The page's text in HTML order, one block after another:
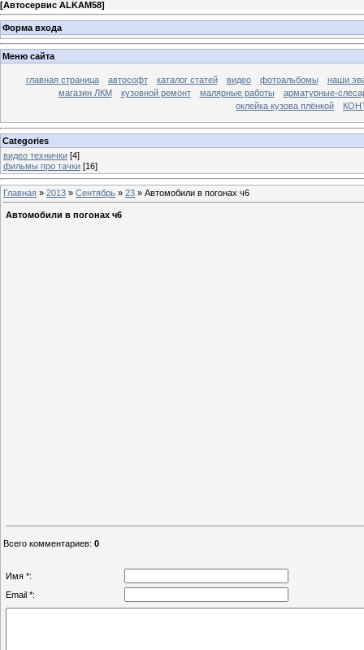
[Автосервис ALKAM58]
Форма входа
Меню сайта
главная страница автософт каталог статей видео фотоальбомы
наши
магазин ЛКМ
кузовной ремонт малярные работы
арматурные-
оклейка кузова плёнкой
Categories
видео технички [4]
фильмы про тачки [16]
Главная » 2013 » Сентябрь » 23 » Автомобили в погонах ч6
Автомобили в погонах ч6
Всего комментариев: 0
Имя *:
Email *: